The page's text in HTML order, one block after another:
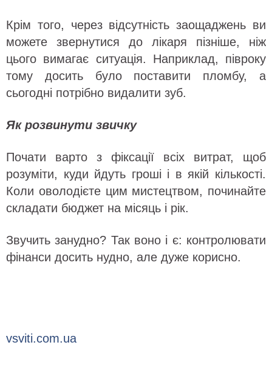
Крім того, через відсутність заощаджень ви
можете звернутися до лікаря пізніше, ніж
цього вимагає ситуація. Наприклад, півроку
тому досить було поставити пломбу, а
сьогодні потрібно видалити зуб.
Як розвинути звичку
Почати варто з фіксації всіх витрат, щоб
розуміти, куди йдуть гроші і в якій кількості.
Коли оволодієте цим мистецтвом, починайте
складати бюджет на місяць і рік.
Звучить занудно? Так воно і є: контролювати
фінанси досить нудно, але дуже корисно.
vsviti.com.ua